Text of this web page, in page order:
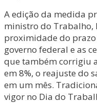
A edição da medida
ministro do Trabalho,
proximidade do
governo federal e as
que também corrigiu
em 8%, o reajuste do
em um mês.
vigor no Dia do